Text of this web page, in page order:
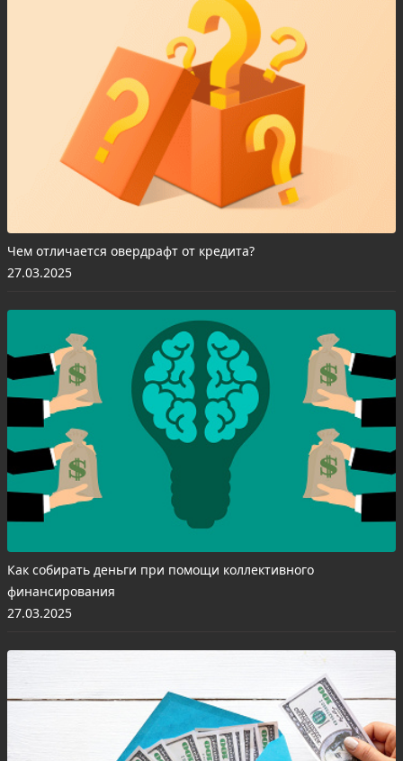
Чем отличается овердрафт от кредита?
27.03.2025
Как собирать деньги при помощи коллективного
финансирования
27.03.2025